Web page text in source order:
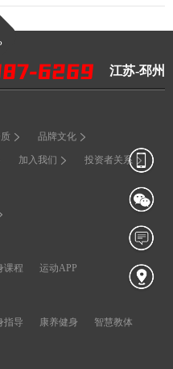
江苏-邳州
品牌文化
加入我们 投资者关系
课程 运动APP
指导 康养健身 智慧教体